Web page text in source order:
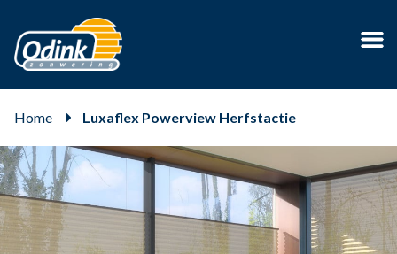
Home Luxaflex Powerview Herfstactie